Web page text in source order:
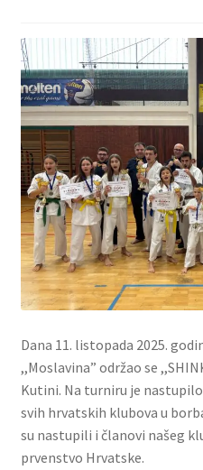
Dana 11. listopada 2025.
,,Moslavina” održao se
Kutini. Na turniru je
svih hrvatskih klubova u
su nastupili i članovi našeg
prvenstvo Hrvatske.